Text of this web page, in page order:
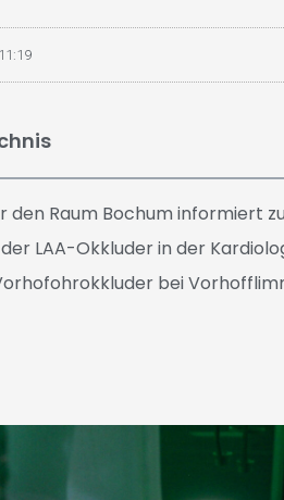
11:19
den Raum Bochum informiert
LAA-Okkluder in der
bei